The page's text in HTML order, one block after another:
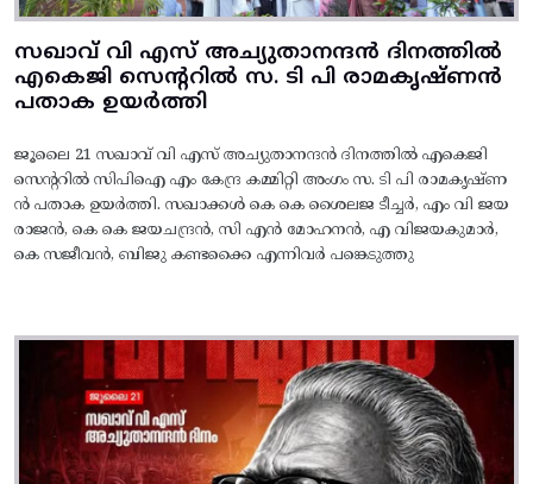
സഖാവ് വി എസ് അച്യുതാനന്ദൻ ദിനത്തിൽ
എകെജി സെന്ററിൽ സ. ടി പി രാമകൃഷ്‌ണൻ
പതാക ഉയർത്തി
ജൂലൈ 21 സഖാവ് വി എസ് അച്യുതാനന്ദൻ ദിനത്തിൽ എകെജി
സെന്ററിൽ സിപിഐ എം കേന്ദ്ര കമ്മിറ്റി അംഗം സ. ടി പി രാമകൃഷ്‌ണ
ൻ പതാക ഉയർത്തി. സഖാക്കൾ കെ കെ ശൈലജ ടീച്ചർ, എം വി ജയ
രാജൻ, കെ കെ ജയചന്ദ്രൻ, സി എൻ മോഹനൻ, എ വിജയകുമാർ,
കെ സജീവൻ, ബിജു കണ്ടക്കൈ എന്നിവർ പങ്കെടുത്തു